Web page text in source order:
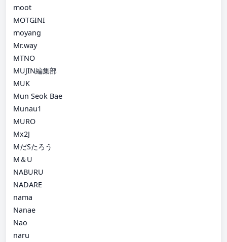
moot
MOTGINI
moyang
Mr.way
MTNO
MUJIN編集部
MUK
Mun Seok Bae
Munau1
MURO
Mx2J
MだSたろう
M＆U
NABURU
NADARE
nama
Nanae
Nao
naru